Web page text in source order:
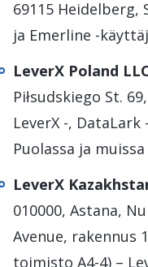
69115 Heidelberg,
ja Emerline -
LeverX Poland
Piłsudskiego St.
LeverX -,
Puolassa ja
LeverX
010000, Astana,
Avenue, rakennus
toimisto A4-4) –